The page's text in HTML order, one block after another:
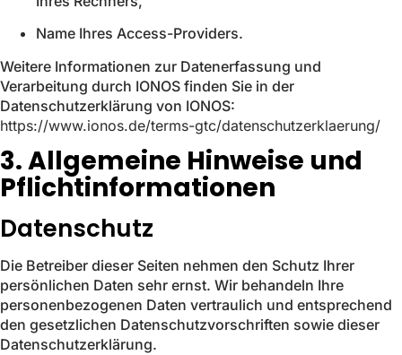
Name Ihres Access-Providers.
Weitere Informationen zur Datenerfassung und
Verarbeitung durch IONOS finden Sie in der
Datenschutzerklärung von IONOS:
https://www.ionos.de/terms-gtc/datenschutzerklaerung/
3. Allgemeine Hinweise und
Pflicht­informationen
Datenschutz
Die Betreiber dieser Seiten nehmen den Schutz Ihrer
persönlichen Daten sehr ernst. Wir behandeln Ihre
personenbezogenen Daten vertraulich und entsprechend
den gesetzlichen Datenschutzvorschriften sowie dieser
Datenschutzerklärung.